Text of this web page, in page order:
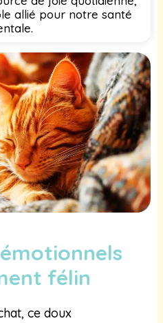
allié pour notre santé
félin
ce doux